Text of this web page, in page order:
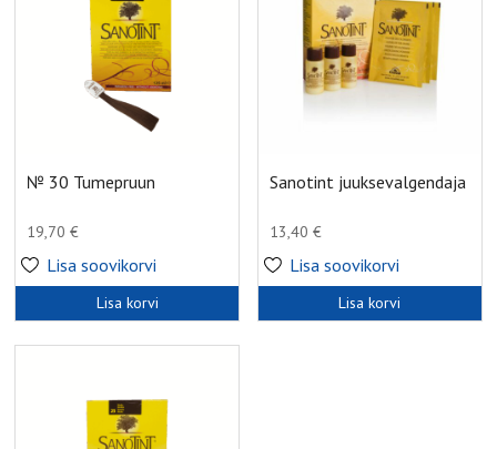
№ 30 Tumepruun
19,70€
Lisa soovikorvi
Lisa korvi
Sanotint juuksevalgendaja
13,40€
Lisa soovikorvi
Lisa korvi